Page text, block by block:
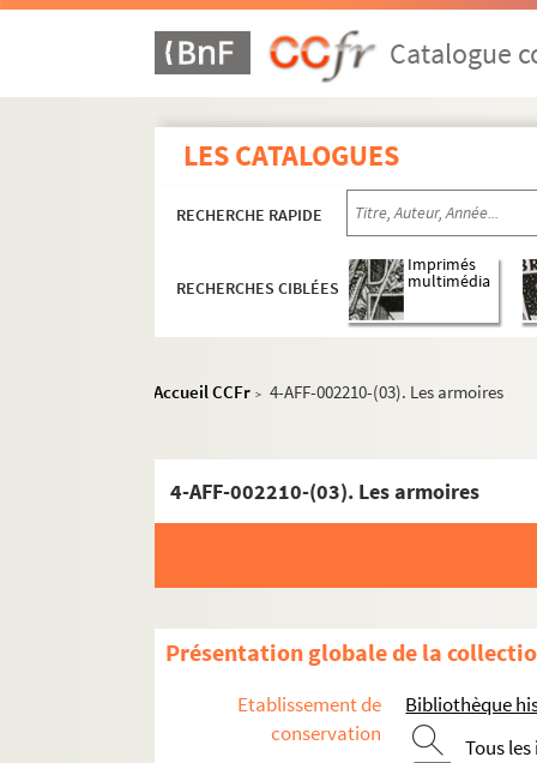
Catalogue
LES CATALOGUES
RECHERCHE RAPIDE
RECHERCHES CIBLÉES
Imprimés
multimédia
Accueil CCFr > 4-AFF-002210-(03). Les armoires
4-AFF-002210-(03). Les armoires
Présentation globale de la
Etablissement de
conservation
Bibliothèque
Tous
Église de la Sainte-Trinité
Espace Georges Bernanos
Folies-Bergère
IVT. International Visual Theatre
Grand-Guignol
Olympia
Salle des agriculteurs
Théâtre Apollo
Théâtre de l'Arbalète
Théâtre des Arts